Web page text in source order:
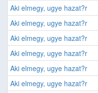
Aki elmegy, ugye hazat?r
Aki elmegy, ugye hazat?r
Aki elmegy, ugye hazat?r
Aki elmegy, ugye hazat?r
Aki elmegy, ugye hazat?r
Aki elmegy, ugye hazat?r